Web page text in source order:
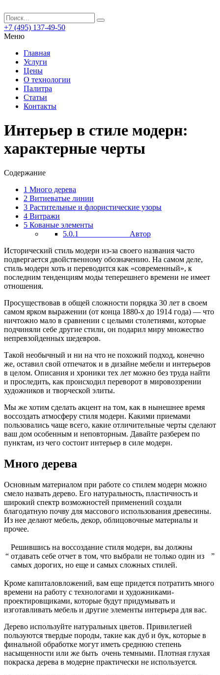
+7 (495) 137-49-50
Меню
Главная
Услуги
Цены
О технологии
Палитра
Статьи
Контакты
Интерьер в стиле модерн:
характерные черты
Содержание
1 Много дерева
2 Витиеватые линии
3 Растительные и флористические узоры
4 Витражи
5 Кованые элементы
5.0.1
Автор
Исторический стиль модерн из-за своего названия часто
подвергается двойственному обозначению. На самом деле,
стиль модерн хоть и переводится как «современный», к
последним тенденциям моды теперешнего времени не имеет
отношения.
Просуществовав в общей сложности порядка 30 лет в своем
самом ярком выражении (от конца 1880-х до 1914 года) — что
ничтожно мало в сравнении с целыми столетиями, которые
подчиняли себе другие стили, он подарил миру множество
непревзойденных шедевров.
Такой необычный и ни на что не похожий подход, конечно
же, оставил свой отпечаток и в дизайне мебели и интерьеров
в целом. Описания и хроники тех лет можно без труда найти
и проследить, как происходил переворот в мировоззрении
художников и творческой элиты.
Мы же хотим сделать акцент на том, как в нынешнее время
воссоздать атмосферу стиля модерн. Какими приемами
пользовались чаще всего, какие отличительные черты сделают
ваш дом особенным и неповторным. Давайте разберем по
пунктам, из чего состоит интерьер в силе модерн.
Много дерева
Основным материалом при работе со стилем модерн можно
смело назвать дерево. Его натуральность, пластичность и
широкий спектр возможностей применений создали
благодатную почву для массового использования древесины.
Из нее делают мебель, декор, облицовочные материалы и
прочее.
“
Решившись на воссоздание стиля модерн, вы должны
отдавать себе отчет в том, что выбрали не только один из
самых дорогих, но еще и самых сложных стилей.
”
Кроме капиталовложений, вам еще придется потратить много
времени на работу с технологами и художниками-
проектировщиками, которые будут придумывать и
изготавливать мебель и другие элементы интерьера для вас.
Дерево используйте натуральных цветов. Привилегией
пользуются твердые породы, такие как дуб и бук, которые в
финальной обработке могут иметь среднюю степень
насыщенности или же быть очень темными. Плотная глухая
покраска дерева в модерне практически не используется.